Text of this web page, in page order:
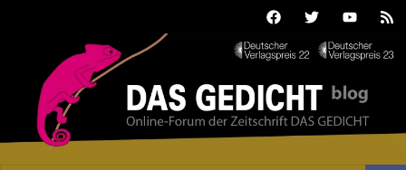
FacebookTwitterYoutube